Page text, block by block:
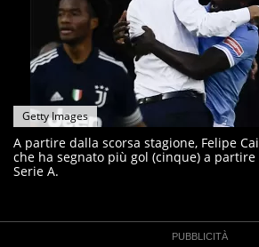
Getty Images
A partire dalla scorsa stagione, Felipe
che ha segnato più gol (cinque) a
Serie A.